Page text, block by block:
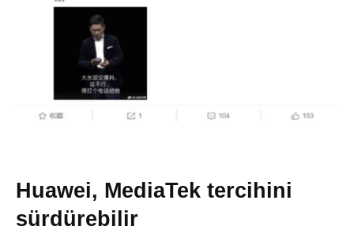
Huawei, MediaTek tercihini
sürdürebilir